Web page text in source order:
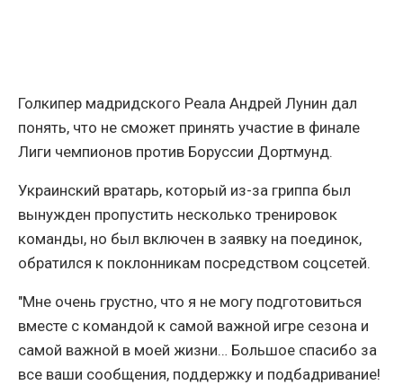
Голкипер мадридского Реала Андрей Лунин дал
понять, что не сможет принять участие в финале
Лиги чемпионов против Боруссии Дортмунд.
Украинский вратарь, который из-за гриппа был
вынужден пропустить несколько тренировок
команды, но был включен в заявку на поединок,
обратился к поклонникам посредством соцсетей.
"Мне очень грустно, что я не могу подготовиться
вместе с командой к самой важной игре сезона и
самой важной в моей жизни… Большое спасибо за
все ваши сообщения, поддержку и подбадривание!